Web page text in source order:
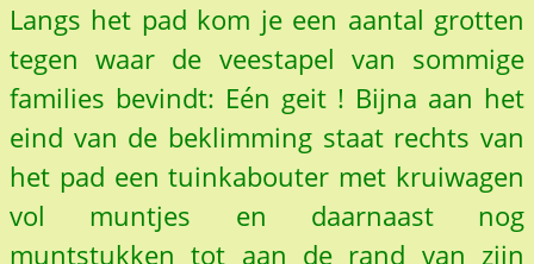
Langs het pad kom je een aantal grotten
tegen waar de veestapel van sommige
families bevindt: Eén geit ! Bijna aan het
eind van de beklimming staat rechts van
het pad een tuinkabouter met kruiwagen
vol muntjes en daarnaast nog
muntstukken tot aan de rand van zijn